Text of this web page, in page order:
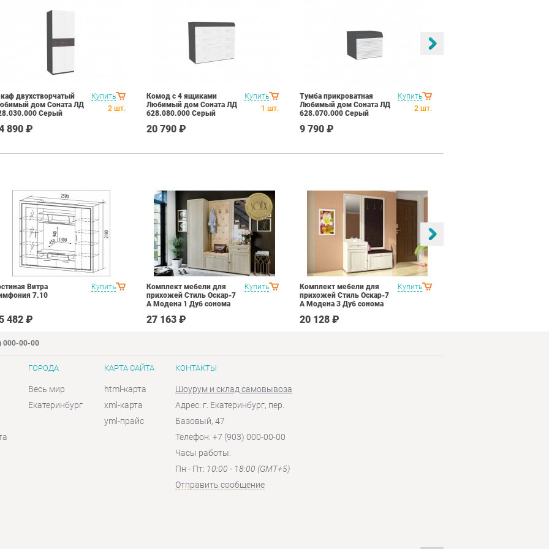
Купить
двухстворчатый
дом Соната ЛД
Серый
890 ₽
2 шт.
Купить
Комод с 4 ящиками
Любимый дом Соната ЛД
628.080.000 Серый
20 790 ₽
1 шт.
Купить
Тумба прикроватная
Любимый дом Соната ЛД
628.070.000 Серый
9 790 ₽
2 шт.
Купить
Витра
7.10
482 ₽
Купить
Комплект мебели для
прихожей Стиль Оскар-7
А Модена 1 Дуб сонома
27 163 ₽
Купить
Комплект мебели для
прихожей Стиль Оскар-7
А Модена 3 Дуб сонома
20 128 ₽
000-00-00
ГОРОДА
Весь мир
Екатеринбург
КАРТА САЙТА
html-карта
xml-карта
yml-прайс
КОНТАКТЫ
Шоурум и склад самовывоза
Адрес: г. Екатеринбург, пер.
Базовый, 47
Телефон: +7 (903) 000-00-00
Часы работы:
Пн - Пт: 10:00 - 18:00 (GMT+5)
Отправить сообщение